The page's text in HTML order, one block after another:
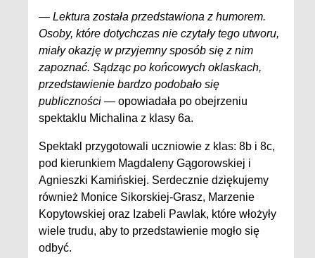
— Lektura została przedstawiona z humorem.
Osoby, które dotychczas nie czytały tego utworu,
miały okazję w przyjemny sposób się z nim
zapoznać. Sądząc po końcowych oklaskach,
przedstawienie bardzo podobało się
publiczności — opowiadała po obejrzeniu
spektaklu Michalina z klasy 6a.
Spektakl przygotowali uczniowie z klas: 8b i 8c,
pod kierunkiem Magdaleny Gągorowskiej i
Agnieszki Kamińskiej. Serdecznie dziękujemy
również Monice Sikorskiej-Grasz, Marzenie
Kopytowskiej oraz Izabeli Pawlak, które włożyły
wiele trudu, aby to przedstawienie mogło się
odbyć.